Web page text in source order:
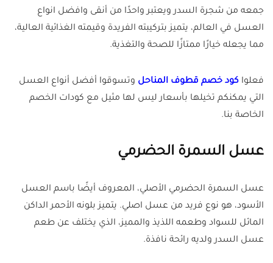
جمعه من شجرة السدر ويعتبر واحدًا من أنقى وافضل انواع
العسل في العالم، يتميز بتركيبته الفريدة وقيمته الغذائية العالية،
مما يجعله خيارًا ممتازًا للصحة والتغذية.
فعلوا كود خصم قطوف المناحل وتسوقوا أفضل أنواع العسل
التي يمكنكم تخيلها بأسعار ليس لها مثيل مع كودات الخصم
الخاصة بنا.
عسل السمرة الحضرمي
عسل السمرة الحضرمي الأصلي، المعروف أيضًا باسم العسل
الأسود، هو نوع فريد من عسل اصلي. يتميز بلونه الأحمر الداكن
المائل للسواد وطعمه اللذيذ والمميز، الذي يختلف عن طعم
عسل السدر ولديه رائحة نافذة.